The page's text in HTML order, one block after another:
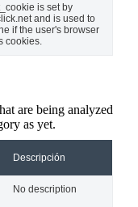
is set by
and is used to
if the user's browser
cookies.
are being analyzed
as yet.
Descripción
No description